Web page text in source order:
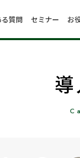
質問 セミナー お